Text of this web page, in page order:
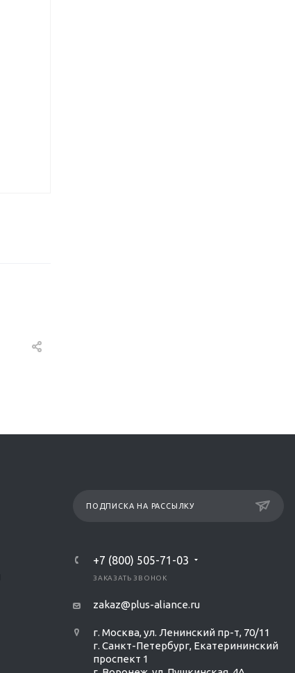
ПОДПИСКА НА РАССЫЛКУ
+7 (800) 505-71-03
ЗАКАЗАТЬ ЗВОНОК
zakaz@plus-aliance.ru
г. Москва, ул. Ленинский пр-т, 70/11
г. Санкт-Петербург, Екатерининский
проспект 1